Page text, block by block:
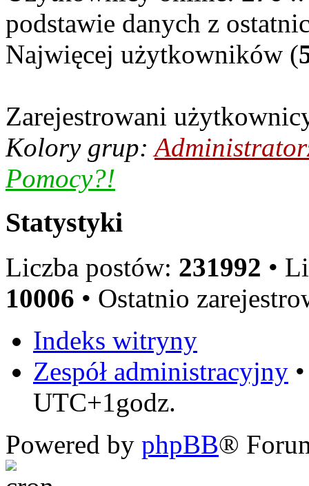
podstawie danych z
Najwięcej użytkowników (
Zarejestrowani
Kolory grup:
Pomocy?!
Statystyki
Liczba postów: 231992 •
10006 • Ostatnio
Indeks witryny
Zespół administracyjny
UTC+1godz.
Powered by phpBB®